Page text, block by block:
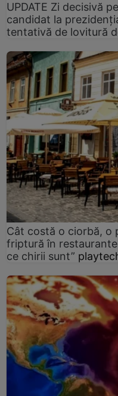
UPDATE Zi decisivă
candidat la
tentativă de lovitură
Cât costă o ciorbă, o
friptură în
ce chirii sunt”